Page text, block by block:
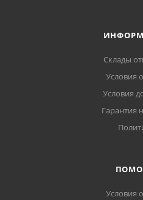
Склады
Условия
Условия
Гарантия
Условия